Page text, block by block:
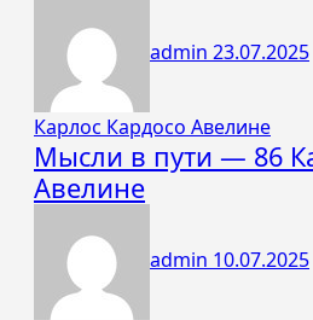
admin 23.07.2025
Карлос Кардосо Авелине
Мысли в пути — 86
Авелине
admin 10.07.2025